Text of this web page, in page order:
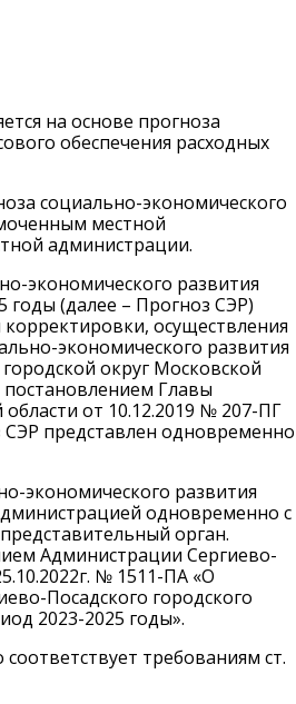
на основе прогноза
обеспечения расходных
социально-экономического
местной
администрации.
экономического развития
годы (далее – Прогноз СЭР)
осуществления
экономического развития
округ Московской
Главы
от 10.12.2019 № 207-ПГ
СЭР представлен одновременно
экономического развития
одновременно с
орган.
Администрации Сергиево-
№ 1511-ПА «О
Посадского городского
2023-2025 годы».
требованиям ст.